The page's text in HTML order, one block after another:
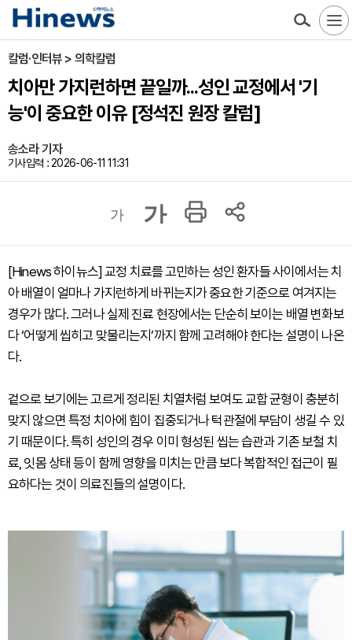
칼럼·인터뷰 > 의학칼럼
치아만 가지런하면 끝일까...성인 교정에서 '기
능'이 중요한 이유 [정석진 원장 칼럼]
송소라 기자
기사입력 : 2026-06-11 11:31
가 가
[Hinews 하이뉴스] 교정 치료를 고민하는 성인 환자들 사이에서는 치
아 배열이 얼마나 가지런하게 바뀌는지가 중요한 기준으로 여겨지는
경우가 많다. 그러나 실제 진료 현장에서는 단순히 보이는 배열 변화보
다 ‘어떻게 씹히고 맞물리는지’까지 함께 고려해야 한다는 설명이 나온
다.
겉으로 보기에는 고르게 정리된 치열처럼 보여도 교합 균형이 충분히
맞지 않으면 특정 치아에 힘이 집중되거나 턱관절에 부담이 생길 수 있
기 때문이다. 특히 성인의 경우 이미 형성된 씹는 습관과 기존 보철 치
료, 잇몸 상태 등이 함께 영향을 미치는 만큼 보다 복합적인 접근이 필
요하다는 것이 의료진들의 설명이다.